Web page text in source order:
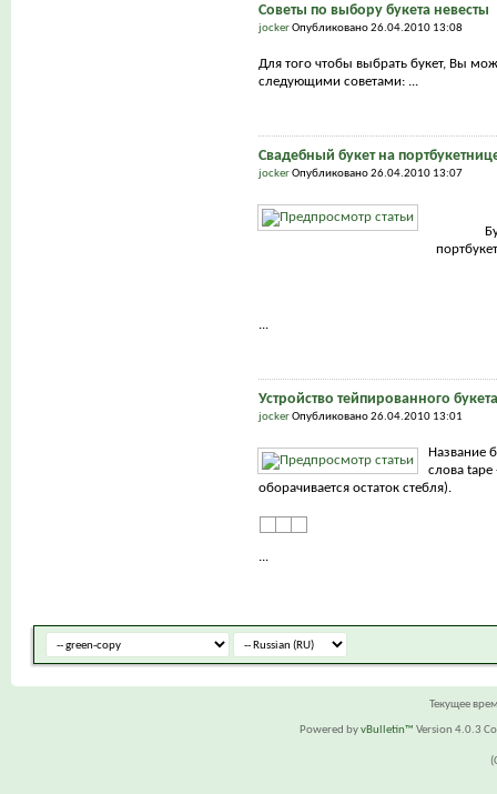
Советы по выбору букета невесты
jockerОпубликовано 26.04.2010 13:08
Для того чтобы выбрать букет, Вы
следующими советами: ...
Свадебный букет на
jockerОпубликовано 26.04.2010 13:07
...
Устройство тейпированного букета
jockerОпубликовано 26.04.2010 13:01
Название
слова tape
оборачивается остаток стебля).
...
Текущее
Powered byvBulletin™ Version 4.0.3